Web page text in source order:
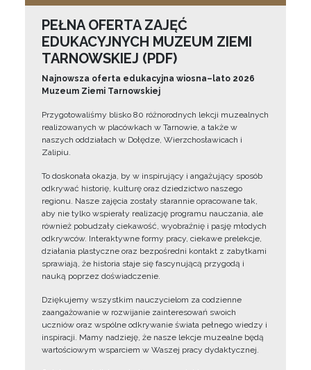
PEŁNA OFERTA ZAJĘĆ
EDUKACYJNYCH MUZEUM ZIEMI
TARNOWSKIEJ (PDF)
Najnowsza oferta edukacyjna wiosna–lato 2026
Muzeum Ziemi Tarnowskiej
Przygotowaliśmy blisko 80 różnorodnych lekcji muzealnych
realizowanych w placówkach w Tarnowie, a także w
naszych oddziałach w Dołędze, Wierzchosławicach i
Zalipiu.
To doskonała okazja, by w inspirujący i angażujący sposób
odkrywać historię, kulturę oraz dziedzictwo naszego
regionu. Nasze zajęcia zostały starannie opracowane tak,
aby nie tylko wspierały realizację programu nauczania, ale
również pobudzały ciekawość, wyobraźnię i pasję młodych
odkrywców. Interaktywne formy pracy, ciekawe prelekcje,
działania plastyczne oraz bezpośredni kontakt z zabytkami
sprawiają, że historia staje się fascynującą przygodą i
nauką poprzez doświadczenie.
Dziękujemy wszystkim nauczycielom za codzienne
zaangażowanie w rozwijanie zainteresowań swoich
uczniów oraz wspólne odkrywanie świata pełnego wiedzy i
inspiracji. Mamy nadzieję, że nasze lekcje muzealne będą
wartościowym wsparciem w Waszej pracy dydaktycznej.